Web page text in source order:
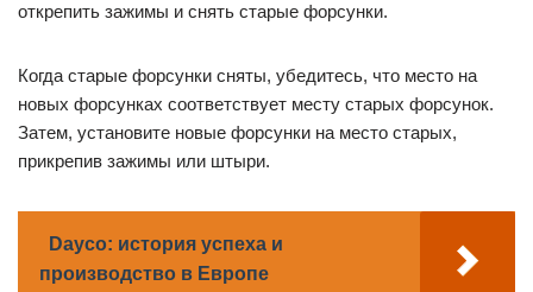
открепить зажимы и снять старые форсунки.
Когда старые форсунки сняты, убедитесь, что место на
новых форсунках соответствует месту старых форсунок.
Затем, установите новые форсунки на место старых,
прикрепив зажимы или штыри.
Dayco: история успеха и
производство в Европе